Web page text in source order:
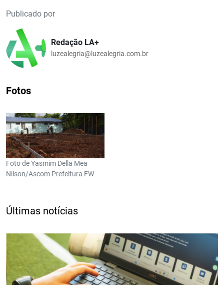
Publicado por
Redação LA+
luzealegria@luzealegria.com.br
Fotos
Foto de Yasmim Della Mea
Nilson/Ascom Prefeitura FW
Últimas notícias